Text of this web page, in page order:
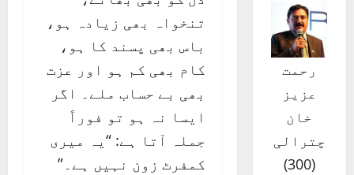
تنخواہ بھی زیادہ ہو،
باس بھی پسند کا ہو،
کام بھی کم ہو اور عزت
بھی بے حساب ملے۔ اگر
ایسا نہ ہو تو فوراً
جملہ آتا ہے: “یہ میری
کمفرٹ زون نہیں ہے۔”
رحمت
عزیز
خان
چترالی
(
300
)